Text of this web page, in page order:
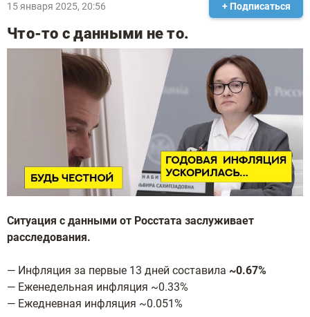
15 января 2025, 20:56 + Подписаться
Что-то с данными не то.
Ситуация с данными от Росcтата заслуживает
расследования.
— Инфляция за первые 13 дней составила ~0.67%
— Еженедельная инфляция ~0.33%
— Ежедневная инфляция ~0.051%